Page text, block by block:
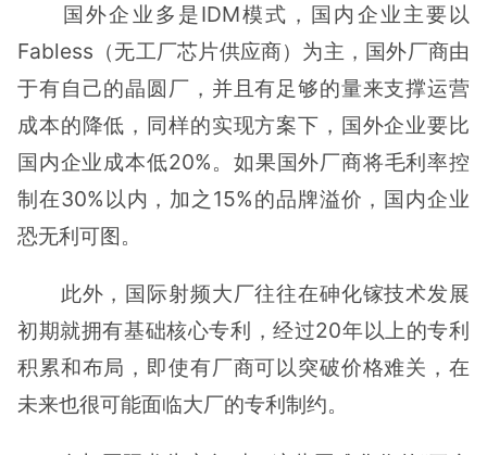
国外企业多是IDM模式，国内企业主要以
Fabless（无工厂芯片供应商）为主，国外厂商由
于有自己的晶圆厂，并且有足够的量来支撑运营
成本的降低，同样的实现方案下，国外企业要比
国内企业成本低20%。如果国外厂商将毛利率控
制在30%以内，加之15%的品牌溢价，国内企业
恐无利可图。
此外，国际射频大厂往往在砷化镓技术发展
初期就拥有基础核心专利，经过20年以上的专利
积累和布局，即使有厂商可以突破价格难关，在
未来也很可能面临大厂的专利制约。